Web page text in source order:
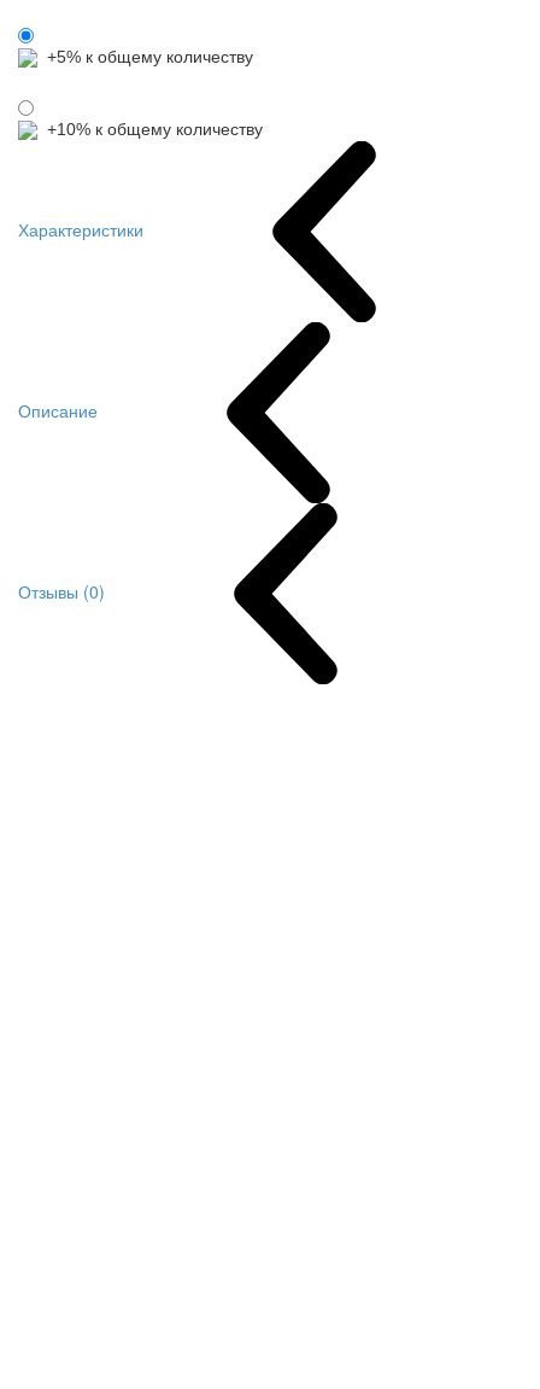
+5% к общему количеству
+10% к общему количеству
Характеристики
Описание
Отзывы (0)